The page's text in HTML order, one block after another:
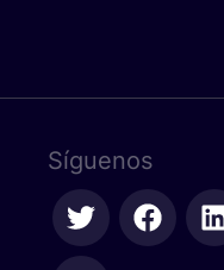
Síguenos